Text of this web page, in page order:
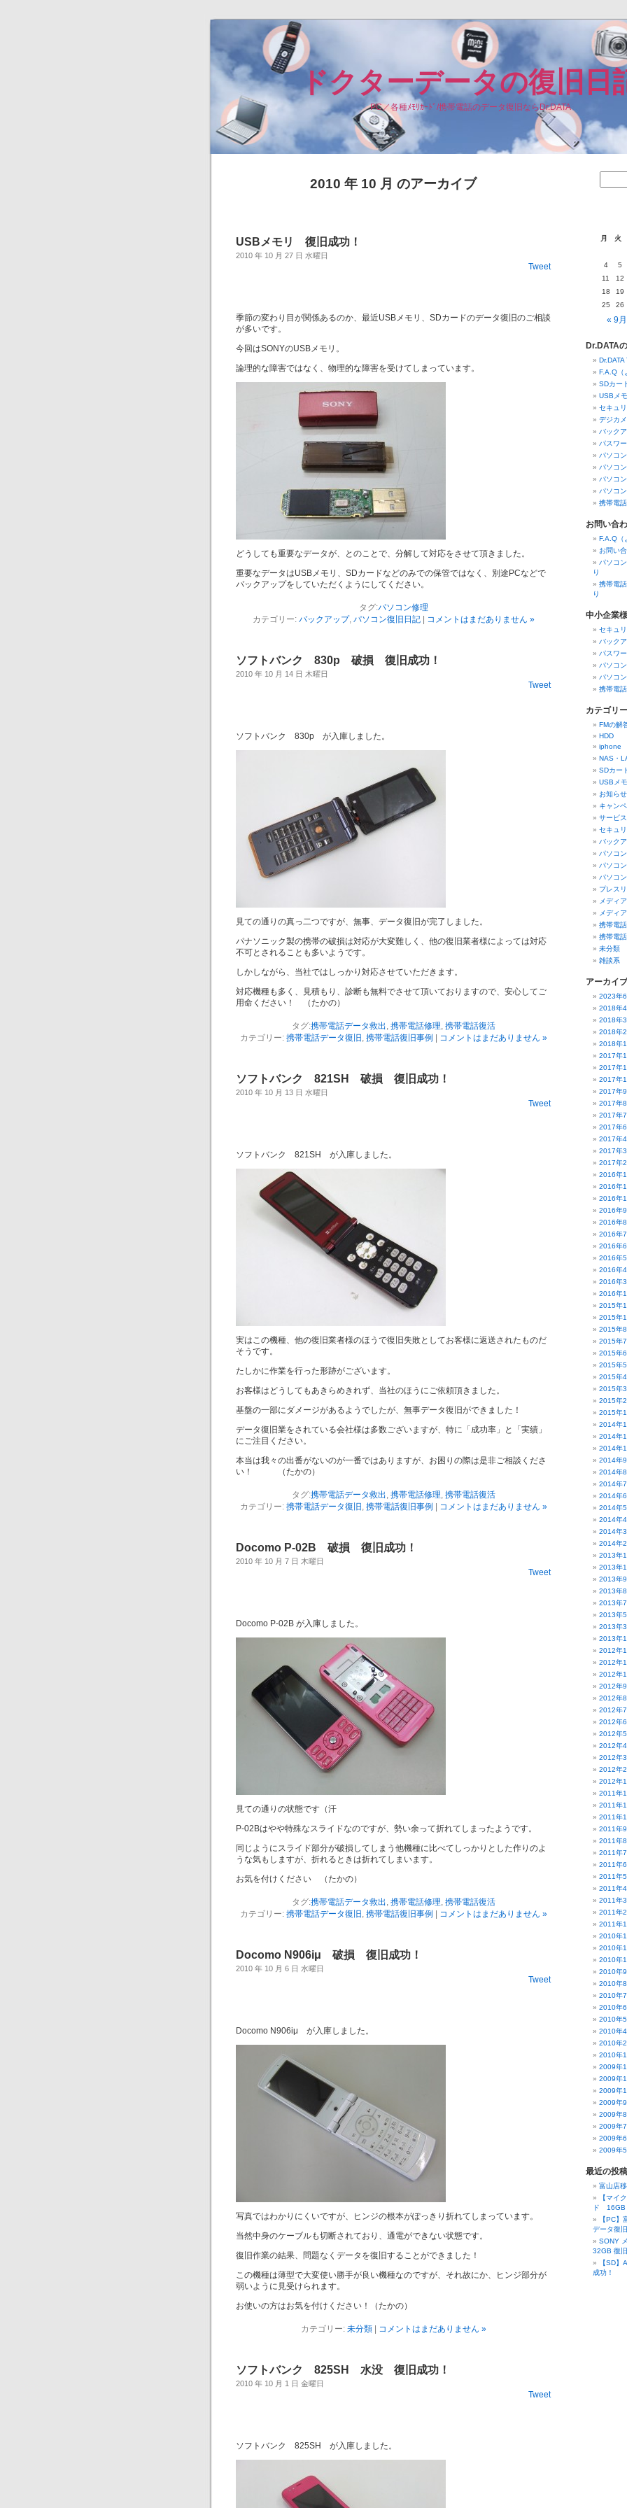
ドクターデータの復旧日
PC／各種ﾒﾓﾘｶｰﾄﾞ/携帯電話のデータ復旧ならDr.DATA
2010 年 10 月 のアーカイブ
USBメモリ 復旧成功！
2010 年 10 月 27 日 水曜日
Tweet
季節の変わり目が関係あるのか、最近USBメモリ、SDカードのデータ復旧のご相談
が多いです。
今回はSONYのUSBメモリ。
論理的な障害ではなく、物理的な障害を受けてしまっています。
どうしても重要なデータが、とのことで、分解して対応をさせて頂きました。
重要なデータはUSBメモリ、SDカードなどのみでの保管ではなく、別途PCなどで
バックアップをしていただくようにしてください。
タグ:パソコン修理
カテゴリー: バックアップ, パソコン復旧日記| コメントはまだありません »
ソフトバンク 830p 破損 復旧成功！
2010 年 10 月 14 日 木曜日
Tweet
ソフトバンク 830p が入庫しました。
見ての通りの真っ二つですが、無事、データ復旧が完了しました。
パナソニック製の携帯の破損は対応が大変難しく、他の復旧業者様によっては対応
不可とされることも多いようです。
しかしながら、当社ではしっかり対応させていただきます。
対応機種も多く、見積もり、診断も無料でさせて頂いておりますので、安心してご
用命ください！ （たかの）
タグ:携帯電話データ救出, 携帯電話修理, 携帯電話復活
カテゴリー: 携帯電話データ復旧 , 携帯電話復旧事例 コメントはまだありません »
ソフトバンク 821SH 破損 復旧成功！
2010 年 10 月 13 日 水曜日
Tweet
ソフトバンク 821SH が入庫しました。
実はこの機種、他の復旧業者様のほうで復旧失敗としてお客様に返送されたものだ
そうです。
たしかに作業を行った形跡がございます。
お客様はどうしてもあきらめきれず、当社のほうにご依頼頂きました。
基盤の一部にダメージがあるようでしたが、無事データ復旧ができました！
データ復旧業をされている会社様は多数ございますが、特に「成功率」と「実績」
にご注目ください。
本当は我々の出番がないのが一番ではありますが、お困りの際は是非ご相談くださ
い！ （たかの）
タグ:携帯電話データ救出, 携帯電話修理, 携帯電話復活
カテゴリー: 携帯電話データ復旧 , 携帯電話復旧事例 コメントはまだありません »
Docomo P-02B 破損 復旧成功！
2010 年 10 月 7 日 木曜日
Tweet
Docomo P-02B が入庫しました。
見ての通りの状態です（汗
P-02Bはやや特殊なスライドなのですが、勢い余って折れてしまったようです。
同じようにスライド部分が破損してしまう他機種に比べてしっかりとした作りのよ
うな気もしますが、折れるときは折れてしまいます。
お気を付けください （たかの）
タグ:携帯電話データ救出, 携帯電話修理, 携帯電話復活
カテゴリー: 携帯電話データ復旧 , 携帯電話復旧事例 コメントはまだありません »
Docomo N906iμ 破損 復旧成功！
2010 年 10 月 6 日 水曜日
Tweet
Docomo N906iμ が入庫しました。
写真ではわかりにくいですが、ヒンジの根本がぽっきり折れてしまっています。
当然中身のケーブルも切断されており、通電ができない状態です。
復旧作業の結果、問題なくデータを復旧することができました！
この機種は薄型で大変使い勝手が良い機種なのですが、それ故にか、ヒンジ部分が
弱いように見受けられます。
お使いの方はお気を付けください！（たかの）
カテゴリー: 未分類| コメントはまだありません »
ソフトバンク 825SH 水没 復旧成功！
2010 年 10 月 1 日 金曜日
Tweet
ソフトバンク 825SH が入庫しました。
月 火
« 9月
4
5
11
12
18
19
25
26
Dr.DATA
F.A.Q（
SDカー
USBメ
セキュ
デジカ
バック
パスワ
パソコ
パソコ
パソコ
パソコ
携帯電
お問い合
F.A.Q（
お問い
パソコ
り
携帯電
り
中小企業
セキュ
バック
パスワ
パソコ
パソコ
携帯電
カテゴリー
FMの解
HDD
iphone
NAS・
SDカー
USBメ
お知らせ
キャン
サービ
セキュ
バック
パソコ
パソコ
パソコ
プレス
メディア
メディ
携帯電
携帯電
未分類
雑談系
アーカイブ
2023年6
2018年4
2018年3
2018年2
2018年1
2017年
2017年
2017年
2017年9
2017年8
2017年7
2017年6
2017年4
2017年3
2017年2
2016年
2016年
2016年
2016年9
2016年8
2016年7
2016年6
2016年5
2016年4
2016年3
2016年1
2015年
2015年
2015年8
2015年7
2015年6
2015年5
2015年4
2015年3
2015年2
2015年1
2014年
2014年
2014年
2014年9
2014年8
2014年7
2014年6
2014年5
2014年4
2014年3
2014年2
2013年
2013年
2013年9
2013年8
2013年7
2013年5
2013年3
2013年1
2012年
2012年
2012年
2012年9
2012年8
2012年7
2012年6
2012年5
2012年4
2012年3
2012年2
2012年1
2011年
2011年
2011年
2011年9
2011年8
2011年7
2011年6
2011年5
2011年4
2011年3
2011年2
2011年1
2010年
2010年
2010年
2010年9
2010年8
2010年7
2010年6
2010年5
2010年4
2010年2
2010年1
2009年
2009年
2009年
2009年9
2009年8
2009年7
2009年6
2009年5
最近の投稿
富山店
【マイ
ド 16GB
【PC
データ復旧
SONY
32GB 復旧
【SD
成功！